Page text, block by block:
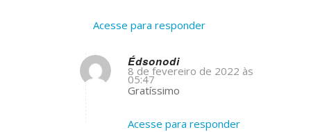
Acesse para responder
Édsonodi
s
8 de fevereiro de 2022 às
05:47
Gratíssimo
Acesse para responder